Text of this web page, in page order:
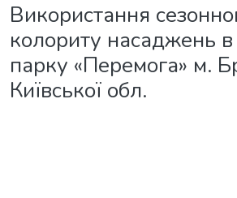
Використання
колориту насаджень в
парку «Перемога» м.
Київської обл.